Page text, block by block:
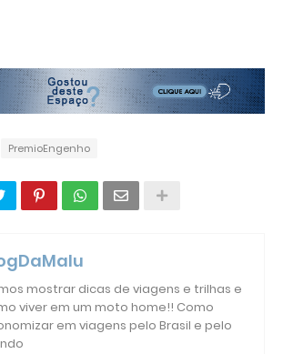
PremioEngenho
mostrar dicas de viagens e trilhas e
viver em um moto home!! Como
em viagens pelo Brasil e pelo